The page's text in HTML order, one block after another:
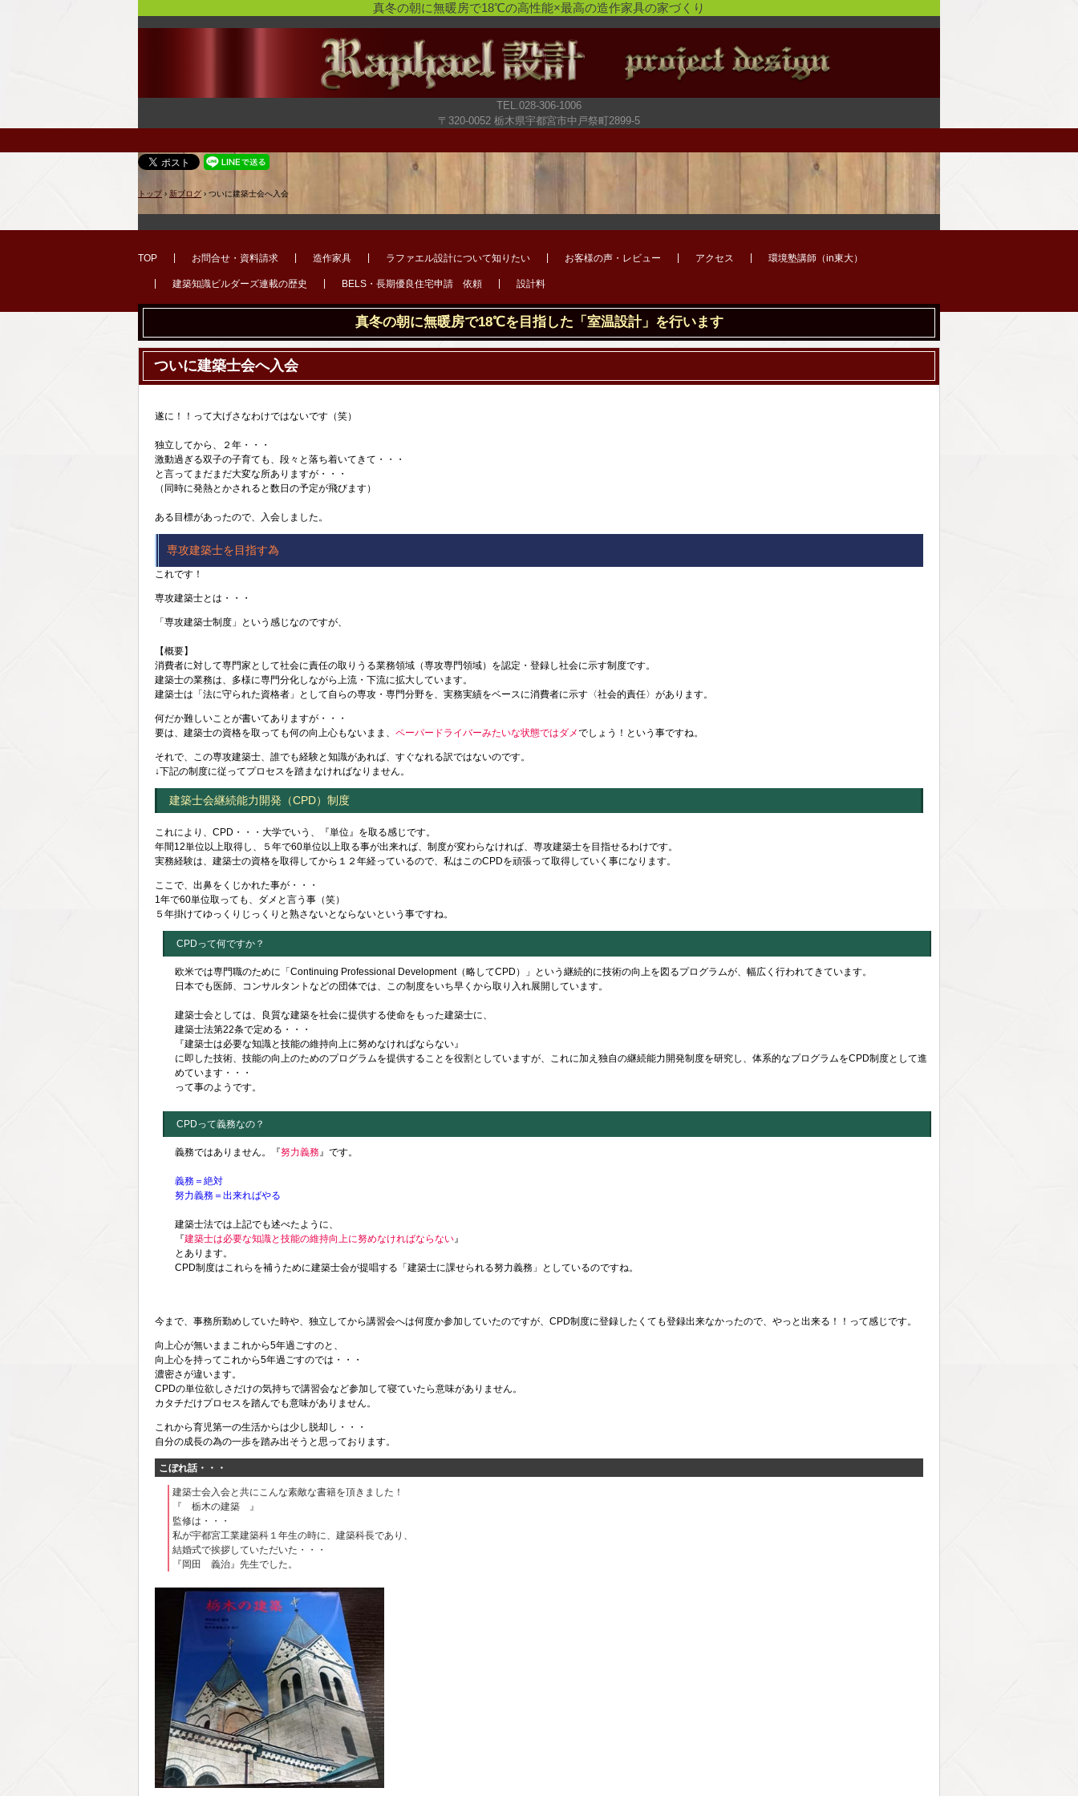
真冬の朝に無暖房で18℃の高性能×最高の造作家具の家づくり
TEL.028-306-1006
〒320-0052 栃木県宇都宮市中戸祭町2899-5
トップ › 新ブログ › ついに建築士会へ入会
TOP お問合せ・資料請求 造作家具 ラファエル設計について知りたい お客様の声・レビュー アクセス 環境塾講師（in東大）
建築知識ビルダーズ連載の歴史 BELS・長期優良住宅申請 依頼 設計料
真冬の朝に無暖房で18℃を目指した「室温設計」を行います
ついに建築士会へ入会
遂に！！って大げさなわけではないです（笑）
独立してから、２年・・・
激動過ぎる双子の子育ても、段々と落ち着いてきて・・・
と言ってまだまだ大変な所ありますが・・・
（同時に発熱とかされると数日の予定が飛びます）
ある目標があったので、入会しました。
専攻建築士を目指す為
これです！
専攻建築士とは・・・
「専攻建築士制度」という感じなのですが、
【概要】
消費者に対して専門家として社会に責任の取りうる業務領域（専攻専門領域）を認定・登録し社会に示す制度です。
建築士の業務は、多様に専門分化しながら上流・下流に拡大しています。
建築士は「法に守られた資格者」として自らの専攻・専門分野を、実務実績をベースに消費者に示す〈社会的責任〉があります。
何だか難しいことが書いてありますが・・・
要は、建築士の資格を取っても何の向上心もないまま、 ペーパードライバーみたいな状態ではダメでしょう！という事ですね。
それで、この専攻建築士、誰でも経験と知識があれば、すぐなれる訳ではないのです。
↓下記の制度に従ってプロセスを踏まなければなりません。
建築士会継続能力開発（CPD）制度
これにより、CPD・・・大学でいう、『単位』を取る感じです。
年間12単位以上取得し、５年で60単位以上取る事が出来れば、制度が変わらなければ、専攻建築士を目指せるわけです。
実務経験は、建築士の資格を取得してから１２年経っているので、私はこのCPDを頑張って取得していく事になります。
ここで、出鼻をくじかれた事が・・・
1年で60単位取っても、ダメと言う事（笑）
５年掛けてゆっくりじっくりと熟さないとならないという事ですね。
CPDって何ですか？
欧米では専門職のために「Continuing Professional Development（略してCPD）」という継続的に技術の向上を図るプログラムが、幅広く行われてきています。
日本でも医師、コンサルタントなどの団体では、この制度をいち早くから取り入れ展開しています。
建築士会としては、良質な建築を社会に提供する使命をもった建築士に、
建築士法第22条で定める・・・
『建築士は必要な知識と技能の維持向上に努めなければならない』
に即した技術、技能の向上のためのプログラムを提供することを役割としていますが、これに加え独自の継続能力開発制度を研究し、体系的なプログラムをCPD制度として進
めています・・・
って事のようです。
CPDって義務なの？
義務ではありません。『努力義務』です。
義務＝絶対
努力義務＝出来ればやる
建築士法では上記でも述べたように、
『建築士は必要な知識と技能の維持向上に努めなければならない』
とあります。
CPD制度はこれらを補うために建築士会が提唱する「建築士に課せられる努力義務」としているのですね。
今まで、事務所勤めしていた時や、独立してから講習会へは何度か参加していたのですが、CPD制度に登録したくても登録出来なかったので、やっと出来る！！って感じです。
向上心が無いままこれから5年過ごすのと、
向上心を持ってこれから5年過ごすのでは・・・
濃密さが違います。
CPDの単位欲しさだけの気持ちで講習会など参加して寝ていたら意味がありません。
カタチだけプロセスを踏んでも意味がありません。
これから育児第一の生活からは少し脱却し・・・
自分の成長の為の一歩を踏み出そうと思っております。
こぼれ話・・・
建築士会入会と共にこんな素敵な書籍を頂きました！
『 栃木の建築 』
監修は・・・
私が宇都宮工業建築科１年生の時に、建築科長であり、
結婚式で挨拶していただいた・・・
『岡田 義治』先生でした。